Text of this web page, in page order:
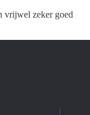
vrijwel zeker goed